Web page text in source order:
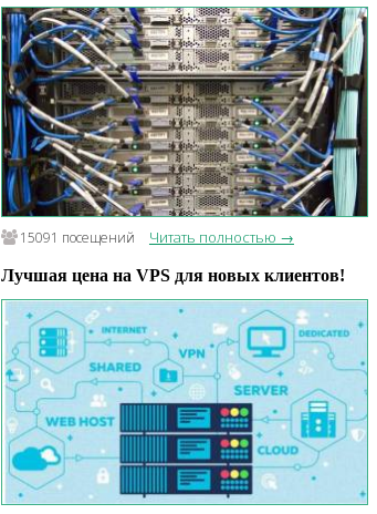
15091 посещений Читать полностью →
Лучшая цена на VPS для новых клиентов!